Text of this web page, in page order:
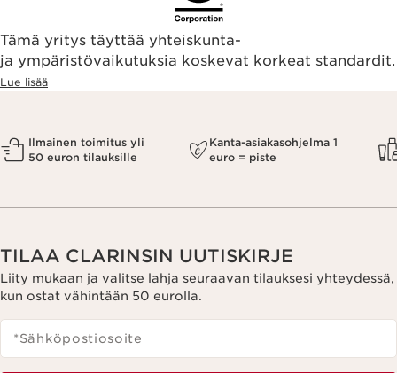
Tämä yritys täyttää yhteiskunta-
ja ympäristövaikutuksia koskevat korkeat standardit.
Lue lisää
Ilmainen toimitus yli
50 euron tilauksille
Kanta-asiakasohjelma 1
euro = piste
TILAA CLARINSIN UUTISKIRJE
Liity mukaan ja valitse lahja seuraavan tilauksesi yhteydessä,
kun ostat vähintään 50 eurolla.
*Sähköpostiosoite